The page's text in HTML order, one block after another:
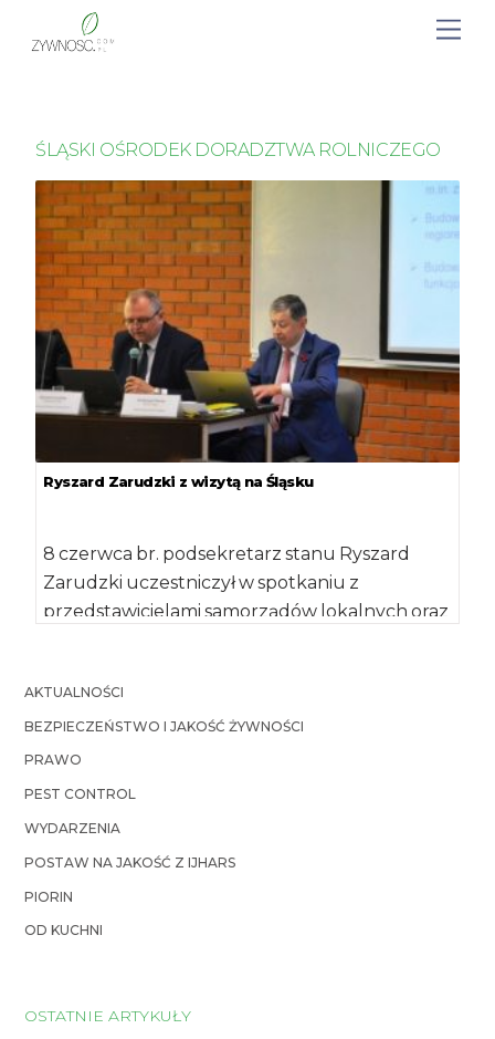
ŚLĄSKI OŚRODEK DORADZTWA ROLNICZEGO
Ryszard Zarudzki z wizytą na Śląsku
8 czerwca br. podsekretarz stanu Ryszard
Zarudzki uczestniczył w spotkaniu z
przedstawicielami samorządów lokalnych oraz
AKTUALNOŚCI
BEZPIECZEŃSTWO I JAKOŚĆ ŻYWNOŚCI
PRAWO
PEST CONTROL
WYDARZENIA
POSTAW NA JAKOŚĆ Z IJHARS
PIORIN
OD KUCHNI
OSTATNIE ARTYKUŁY